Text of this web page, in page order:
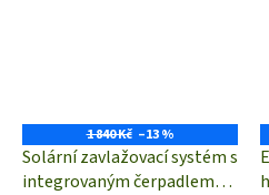
1 840 Kč –13 %
Solární zavlažovací systém s
integrovaným čerpadlem